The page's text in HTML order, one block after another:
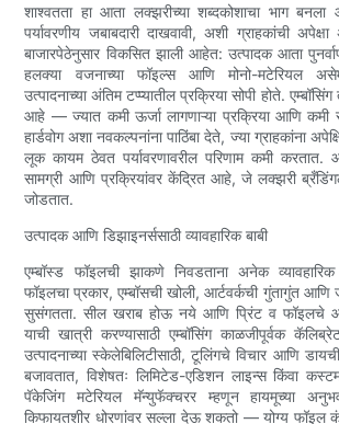
शाश्वतता हा आता लक्झरीच्या शब्दकोशाचा भाग बनला
पर्यावरणीय जबाबदारी दाखवावी, अशी ग्राहकांची
बाजारपेठेनुसार विकसित झाली आहेत: उत्पादक आता
हलक्या वजनाच्या फॉइल्स आणि मोनो-मटेरियल
उत्पादनाच्या अंतिम टप्प्यातील प्रक्रिया सोपी होते.
आहे — ज्यात कमी ऊर्जा लागणाऱ्या प्रक्रिया आणि कमी
हार्डवोग अशा नवकल्पनांना पाठिंबा देते, ज्या ग्राहकांना
लूक कायम ठेवत पर्यावरणावरील परिणाम कमी करतात.
सामग्री आणि प्रक्रियांवर केंद्रित आहे, जे लक्झरी
जोडतात.
उत्पादक आणि डिझाइनर्ससाठी व्यावहारिक बाबी
एम्बॉस्ड फॉइलची झाकणे निवडताना अनेक व्यावहारिक
फॉइलचा प्रकार, एम्बॉसची खोली, आर्टवर्कची गुंतागुंत आणि
सुसंगतता. सील खराब होऊ नये आणि प्रिंट व फॉइलचे
याची खात्री करण्यासाठी एम्बॉसिंग काळजीपूर्वक
उत्पादनाच्या स्केलेबिलिटीसाठी, टूलिंगचे विचार आणि
बजावतात, विशेषतः लिमिटेड-एडिशन लाइन्स किंवा
पॅकेजिंग मटेरियल मॅन्युफॅक्चरर म्हणून हायमूच्या
किफायतशीर धोरणांवर सल्ला देऊ शकतो — योग्य फॉइल